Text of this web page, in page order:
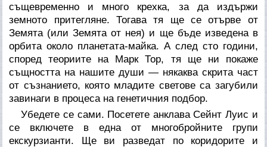
същевременно и много крехка, за да издържи
земното притегляне. Тогава тя ще се отърве от
Земята (или Земята от нея) и ще бъде изведена в
орбита около планетата-майка. А след сто години,
според теориите на Марк Тор, тя ще ни покаже
същността на нашите души — някаква скрита част
от съзнанието, която младите светове са загубили
завинаги в процеса на генетичния подбор.
Убедете се сами. Посетете анклава Сейнт Луис и
се включете в една от многобройните групи
екскурзианти. Ще ви разведат по коридорите и